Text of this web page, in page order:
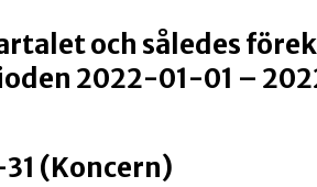
och således
2022-01-01 –
(Koncern)